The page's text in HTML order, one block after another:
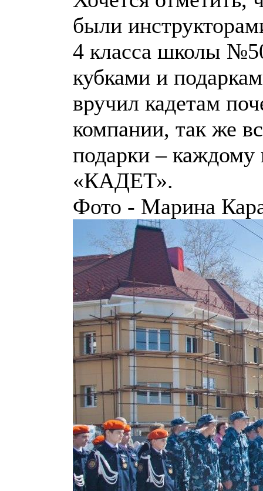
были
4 класса школы
кубками и
вручил кадетам
компании, так же
подарки – каждому
«КАДЕТ».
Фото - Марина